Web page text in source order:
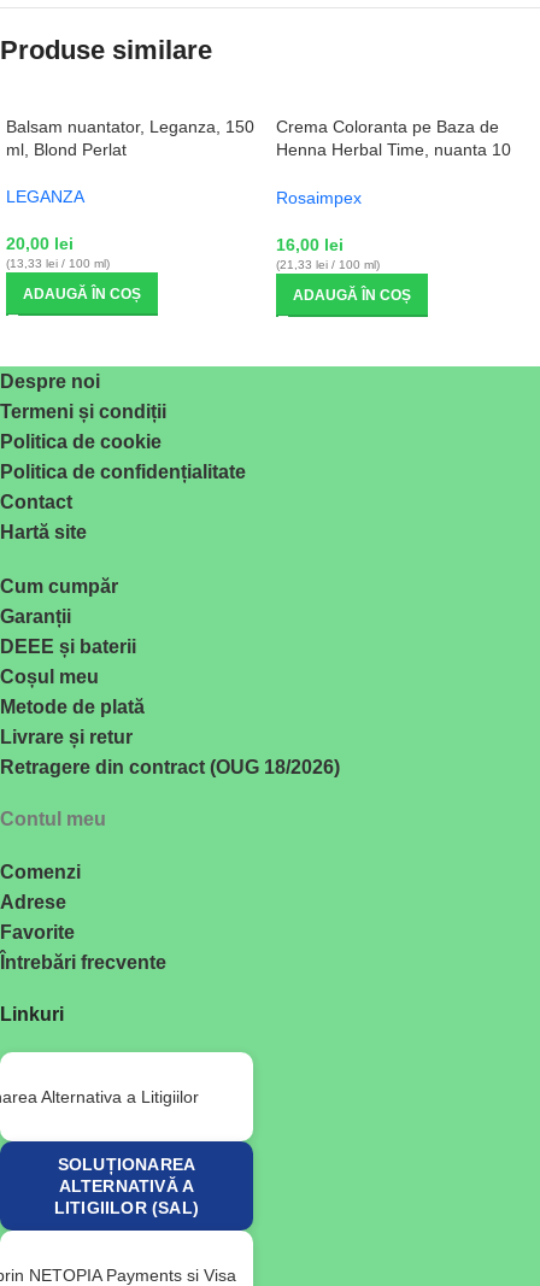
Produse similare
Balsam nuantator, Leganza, 150
ml, Blond Perlat
LEGANZA
20,00 lei
(13,33 lei / 100 ml)
ADAUGĂ ÎN COȘ
Crema Coloranta pe Baza de
Henna Herbal Time, nuanta 10
Rosaimpex
16,00 lei
(21,33 lei / 100 ml)
ADAUGĂ ÎN COȘ
Despre noi
Termeni și condiții
Politica de cookie
Politica de confidențialitate
Contact
Hartă site
Cum cumpăr
Garanții
DEEE și baterii
Coșul meu
Metode de plată
Livrare și retur
Retragere din contract (OUG 18/2026)
Contul meu
Comenzi
Adrese
Favorite
Întrebări frecvente
Linkuri
SOLUȚIONAREA
ALTERNATIVĂ A
LITIGIILOR (SAL)